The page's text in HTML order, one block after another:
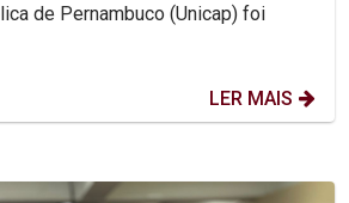
de Pernambuco (Unicap) foi
LER MAIS